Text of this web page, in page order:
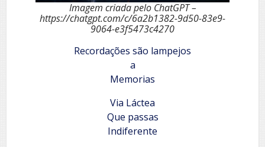
Imagem criada pelo ChatGPT –
https://chatgpt.com/c/6a2b1382-9d50-83e9-
9064-e3f5473c4270
Recordações são lampejos
a
Memorias
Via Láctea
Que passas
Indiferente